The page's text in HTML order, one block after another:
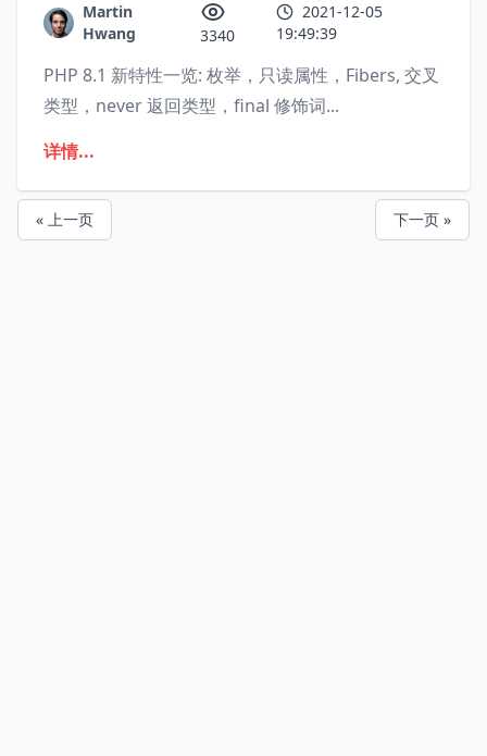
Martin
Hwang
3340
2021-12-05
19:49:39
PHP 8.1 新特性一览: 枚举，只读属性，Fibers, 交叉
类型，never 返回类型，final 修饰词...
详情...
« 上一页 下一页 »